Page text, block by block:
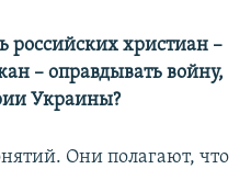
российских христиан –
– оправдывать войну,
Украины?
Они полагают, что